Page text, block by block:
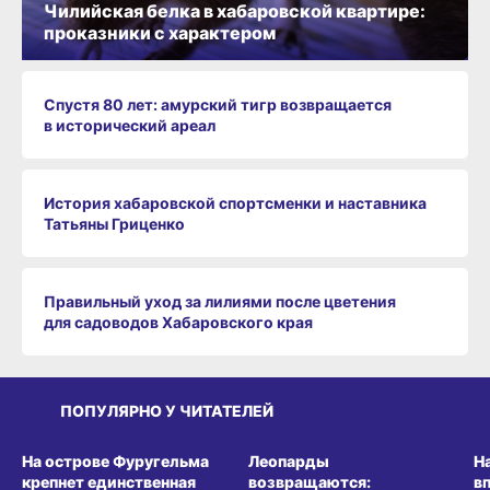
Спустя 80 лет: амурский тигр возвращается
в исторический ареал
История хабаровской спортсменки и наставника
Татьяны Гриценко
Правильный уход за лилиями после цветения
для садоводов Хабаровского края
Чилийская белка в хабаровской квартире:
проказники с характером
ПОПУЛЯРНО У ЧИТАТЕЛЕЙ
На острове Фуругельма
крепнет единственная
Леопарды
возвращаются: